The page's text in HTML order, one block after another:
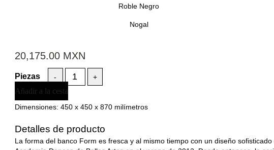
Roble Negro
Nogal
20,175.00 MXN
- +
Añadir a la cesta
Dimensiones: 450 x 450 x 870 milímetros
Detalles de producto
La forma del banco Form es fresca y al mismo tiempo con un diseño